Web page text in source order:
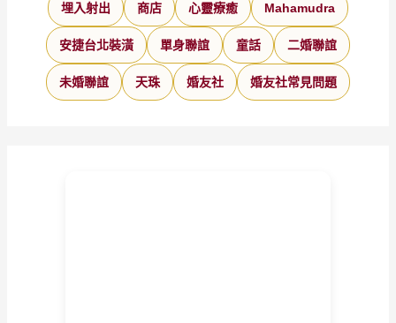
埋入射出 商店 心靈療癒 Mahamudra
安捷台北裝潢 單身聯誼 童話 二婚聯誼
未婚聯誼 天珠 婚友社 婚友社常見問題